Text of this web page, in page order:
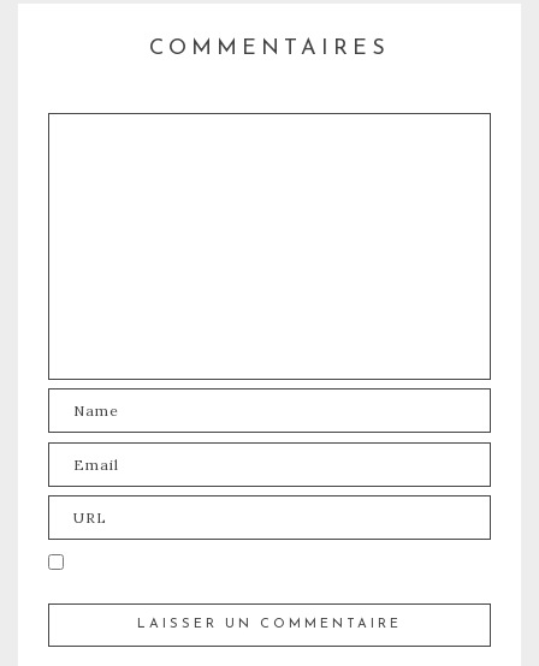
COMMENTAIRES